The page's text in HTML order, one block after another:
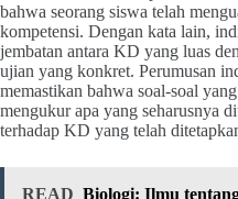
bahwa seorang siswa telah
kompetensi. Dengan kata lain,
jembatan antara KD yang luas
ujian yang konkret. Perumusan
memastikan bahwa soal-soal
mengukur apa yang seharusnya
terhadap KD yang telah
READ Biologi: Ilmu